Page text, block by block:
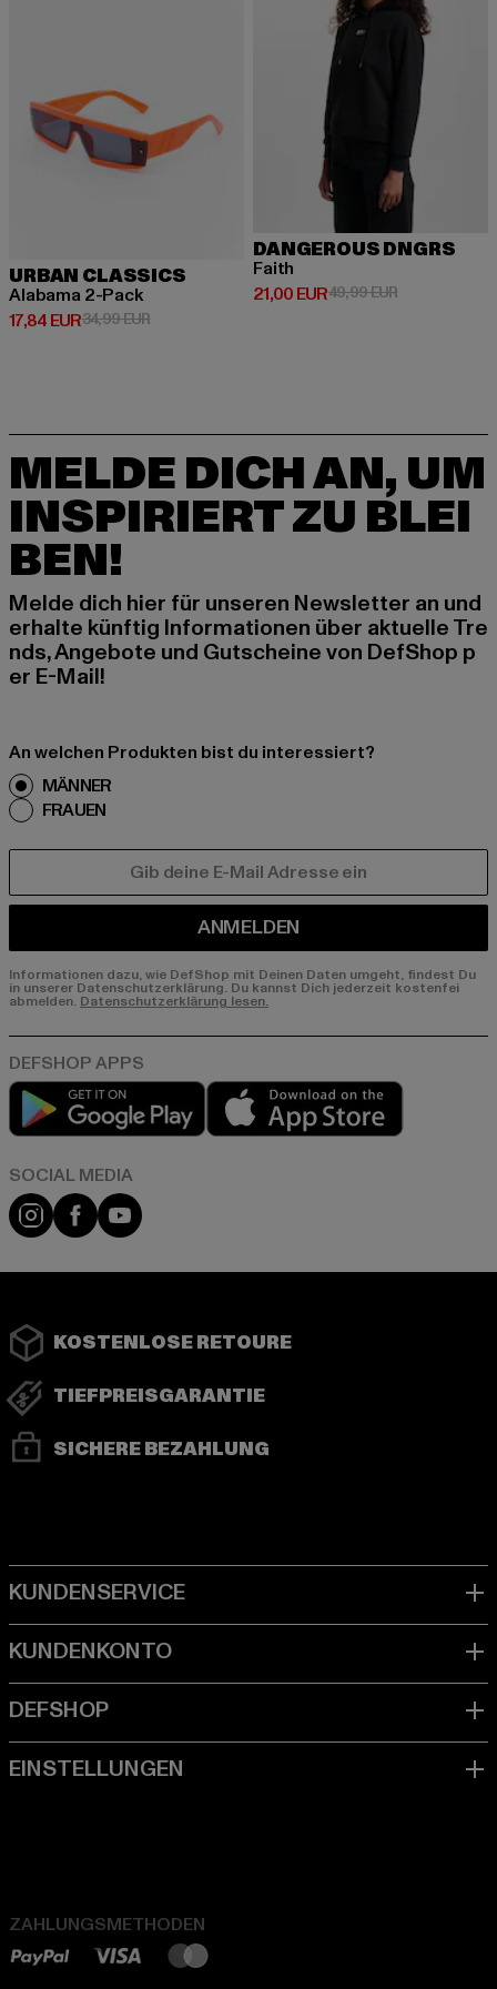
URBAN CLASSICS
Alabama 2-Pack
17,84 EUR
Derzeitiger Preis: 17,84 EUR
34,99 EURAktionspreis: 34,99 EUR
DANGEROUS DNGRS
Faith
21,00 EUR
Derzeitiger Preis: 21,00 EUR
49,99 EURAktionspreis:
MELDE DICH AN, UM
INSPIRIERT ZU BLEI
BEN!
Melde dich hier für unseren Newsletter an und
erhalte künftig Informationen über aktuelle Tre
nds, Angebote und Gutscheine von DefShop p
er E-Mail!
An welchen Produkten bist du interessiert?
MÄNNER
FRAUEN
ANMELDEN
Informationen dazu, wie DefShop mit Deinen Daten umgeht, findest Du
in unserer Datenschutzerklärung. Du kannst Dich jederzeit kostenfei
abmelden. Datenschutzerklärung lesen.
Play market
Instagram
FacebookYouTube
KOSTENLOSE RETOURE
TIEFPREISGARANTIE
SICHERE BEZAHLUNG
ZAHLUNGSMETHODEN